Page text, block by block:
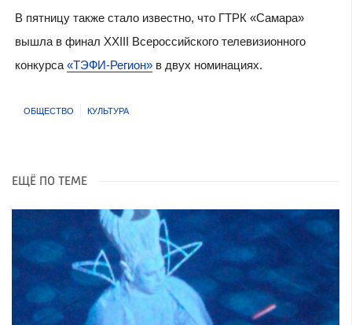
В пятницу также стало известно, что ГТРК «Самара»
вышла в финал XXIII Всероссийского телевизионного
конкурса «ТЭФИ-Регион»в двух номинациях.
ОБЩЕСТВО КУЛЬТУРА
ЕЩЁ ПО ТЕМЕ